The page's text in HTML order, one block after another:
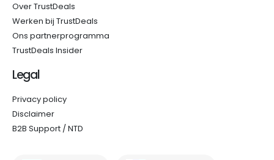
Over TrustDeals
Werken bij TrustDeals
Ons partnerprogramma
TrustDeals Insider
Legal
Privacy policy
Disclaimer
B2B Support / NTD